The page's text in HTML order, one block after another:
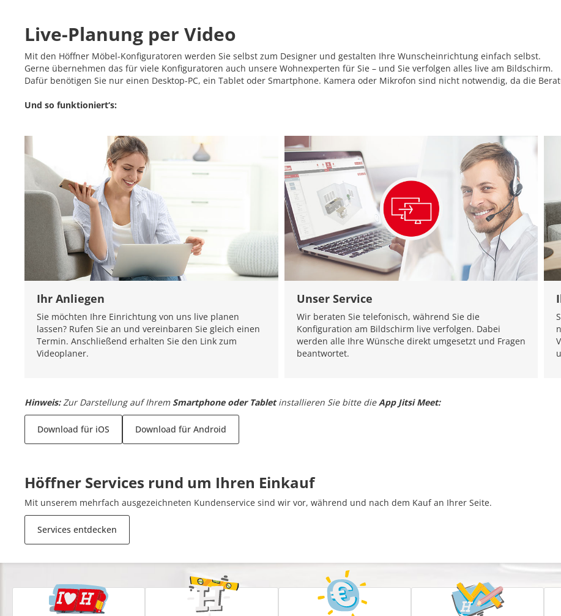
Live-Planung per Video
Mit den Höffner Möbel-Konfiguratoren werden Sie selbst zum Designer und gestalten Ihre Wunscheinrichtung einfach selbst.
Gerne übernehmen das für viele Konfiguratoren auch unsere Wohnexperten für Sie – und Sie verfolgen alles live am Bildschirm.
Dafür benötigen Sie nur einen Desktop-PC, ein Tablet oder Smartphone. Kamera oder Mikrofon sind nicht notwendig, da die
Und so funktioniert‘s:
Ihr Anliegen
Sie möchten Ihre Einrichtung von uns live planen
lassen? Rufen Sie an und vereinbaren Sie gleich einen
Termin. Anschließend erhalten Sie den Link zum
Videoplaner.
Unser Service
Wir beraten Sie telefonisch, während Sie die
Konfiguration am Bildschirm live verfolgen. Dabei
werden alle Ihre Wünsche direkt umgesetzt und Fragen
beantwortet.
Hinweis: Zur Darstellung auf Ihrem Smartphone oder Tabletinstallieren Sie bitte dieApp Jitsi Meet:
Download für iOS Download für Android
Höffner Services rund um Ihren Einkauf
Mit unserem mehrfach ausgezeichneten Kundenservice sind wir vor, während und nach dem Kauf an Ihrer Seite.
Services entdecken